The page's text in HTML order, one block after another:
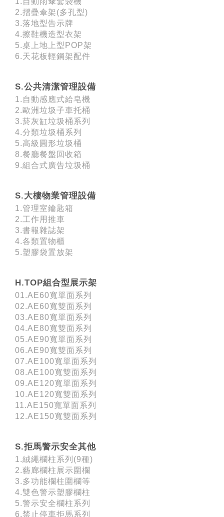
2.摺疊傘架(多孔型)
3.落地型告示牌
4.擦鞋機造型衣架
5.桌上地上型POP架
6.天花板輕鋼架配件
S.公共清潔管理設備
1.自動感應式給皂機
2.歐洲垃圾子車托桶
3.菸灰缸垃圾桶系列
4.分類垃圾桶系列
5.高級圓形垃圾桶
8.餐廳餐盤回收箱
9.組合式廣告垃圾桶
S.大樓物業管理設備
1.管理室鑰匙箱
2.工作用推車
3.書報雜誌架
4.各類置物櫃
5.塑膠袋置放架
H.TOP組合型展示架
01.AE60寬單面系列
02.AE60寬雙面系列
03.AE80寬單面系列
04.AE80寬雙面系列
05.AE90寬單面系列
06.AE90寬雙面系列
07.AE100寬單面系列
08.AE100寬雙面系列
09.AE120寬單面系列
10.AE120寬雙面系列
11.AE150寬單面系列
12.AE150寬雙面系列
S.拒馬警示安全其他
1.絨繩欄柱系列(9種)
2.藝廊欄柱展示圍欄
3.多功能欄柱圍欄等
4.雙色警示塑膠欄柱
5.警示安全欄柱系列
6.禁止停車拒馬系列